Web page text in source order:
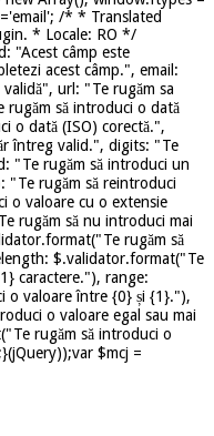
/* * Translated
* Locale: RO */
"Acest câmp este
acest câmp.", email:
url: "Te rugăm sa
rugăm să introduci o dată
o dată (ISO) corectă.",
întreg valid.", digits: "Te
"Te rugăm să introduci un
"Te rugăm să reintroduci
o valoare cu o extensie
rugăm să nu introduci mai
rugăm să
$.validator.format("Te
caractere."), range:
o valoare între {0} și {1}."),
o valoare egal sau mai
rugăm să introduci o
$mcj =